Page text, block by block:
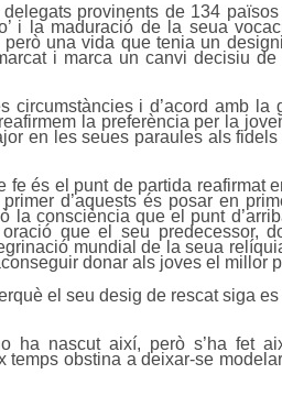
provinents de 134
i la maduració de la seua
una vida que tenia un
i marca un canvi decisiu
i d’acord amb
la preferència per la
en les seues paraules als
és el punt de partida reafirmat
d’aquests és posar en
la consciència que el punt
que el seu predecessor,
mundial de la seua
donar als joves el millor
el seu desig de rescat siga
ha nascut així, però s’ha fet
obstina a deixar-se